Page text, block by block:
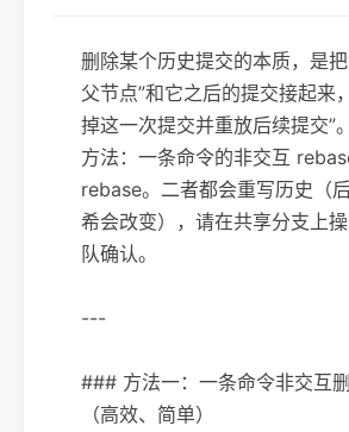
删除某个历史提交的本质，是
父节点”和它之后的提交接起来
掉这一次提交并重放后续提交”
方法：一条命令的非交互
rebase。二者都会重写历史（
希会改变），请在共享分支上
队确认。
---
### 方法一：一条命令非交互
（高效、简单）